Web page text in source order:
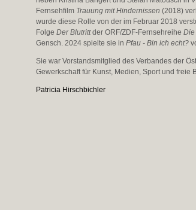
Fernsehfilm Trauung mit Hindernissen (2018)
wurde diese Rolle von der im Februar 2018
Folge Der Blutrittder ORF/ZDF-Fernsehreihe Die
Gensch. 2024 spielte sie in Pfau - Bin ich echt?
Sie war Vorstandsmitglied des Verbandes der
Gewerkschaft für Kunst, Medien, Sport und
Patricia Hirschbichler